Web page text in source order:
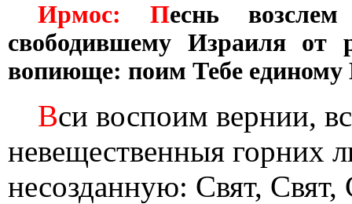
Ирмос: Песнь
свободившему Израиля
вопиюще: поим Тебе единому
Вси воспоим вернии,
невещественныя горних
несозданную: Свят,